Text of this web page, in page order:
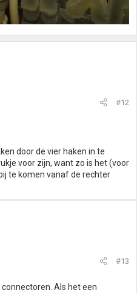
#12
door de vier haken in te
voor zijn, want zo is het (voor
te komen vanaf de rechter
#13
connectoren. Als het een